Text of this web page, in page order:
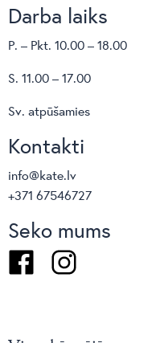
Izmēri: mazā bāze/
H74.5xL182xW100cm;
virsma: H74.5xL183/
Krāsas: Virsma:
krāsots, tumši pelēka
balts krāsots.
Darba laiks
P. – Pkt. 10.00 – 18.00
S. 11.00 – 17.00
Sv. atpūšamies
Kontakti
info@kate.lv
+371 67546727
Seko mums
FacebookInstagram